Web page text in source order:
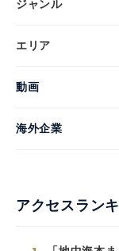
ジャンル
エリア
動画
海外企業
アクセスラン